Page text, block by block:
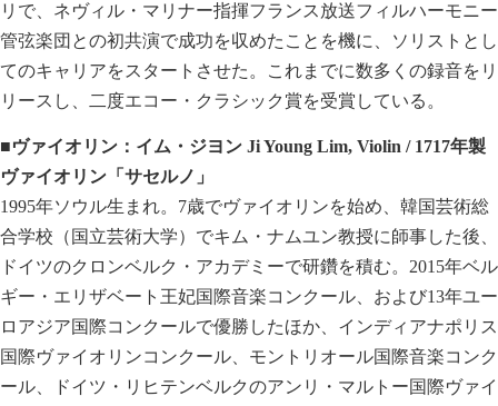
リで、ネヴィル・マリナー指揮フランス放送フィルハーモニー
管弦楽団との初共演で成功を収めたことを機に、ソリストとし
てのキャリアをスタートさせた。これまでに数多くの録音をリ
リースし、二度エコー・クラシック賞を受賞している。
■ヴァイオリン：イム・ジヨン Ji Young Lim, Violin / 1717年製
ヴァイオリン「サセルノ」
1995年ソウル生まれ。7歳でヴァイオリンを始め、韓国芸術総
合学校（国立芸術大学）でキム・ナムユン教授に師事した後、
ドイツのクロンベルク・アカデミーで研鑽を積む。2015年ベル
ギー・エリザベート王妃国際音楽コンクール、および13年ユー
ロアジア国際コンクールで優勝したほか、インディアナポリス
国際ヴァイオリンコンクール、モントリオール国際音楽コンク
ール、ドイツ・リヒテンベルクのアンリ・マルトー国際ヴァイ